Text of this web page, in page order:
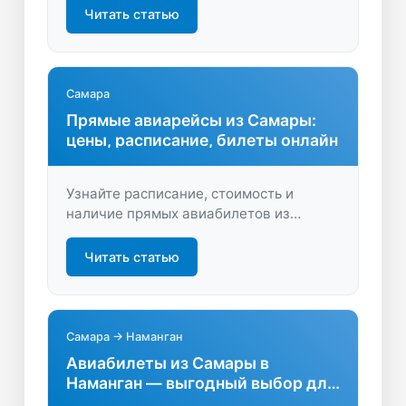
на перелёте. Откройте для себя лучшие
предложения на LastBilet.ru!
Читать статью
Самара
Прямые авиарейсы из Самары:
цены, расписание, билеты онлайн
Узнайте расписание, стоимость и
наличие прямых авиабилетов из
Самары. Сравните цены и купите
билеты выгодно — удобно, быстро и без
переплат, чтобы лететь прямым рейсом
Читать статью
Самара → Наманган
Авиабилеты из Самары в
Наманган — выгодный выбор для